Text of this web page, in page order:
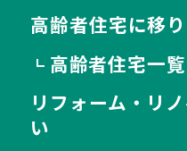
高齢者住宅に移
┗ 高齢者住宅一覧
リフォーム・リ
い